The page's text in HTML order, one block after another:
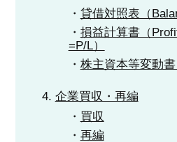
貸借対照表（
損益計算書（
=P/L）
株主資本等変動
企業買収・再編
買収
再編